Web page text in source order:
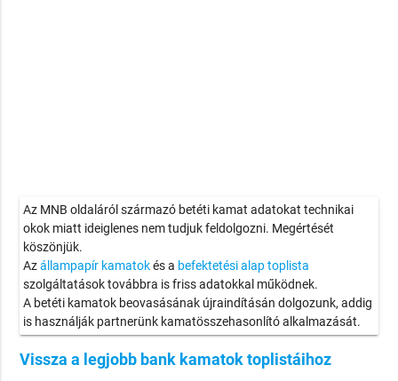
Az MNB oldaláról származó betéti kamat adatokat technikai
okok miatt ideiglenes nem tudjuk feldolgozni. Megértését
köszönjük.
Azállampapír kamatokés a befektetési alap toplista
szolgáltatások továbbra is friss adatokkal működnek.
A betéti kamatok beovasásának újraindításán dolgozunk, addig
is használják partnerünk kamatösszehasonlító alkalmazását.
Vissza a legjobb bank kamatok toplistáihoz